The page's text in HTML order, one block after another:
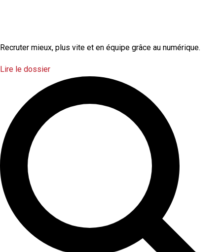
Recruter mieux, plus vite et en équipe grâce au numérique.
Lire le dossier